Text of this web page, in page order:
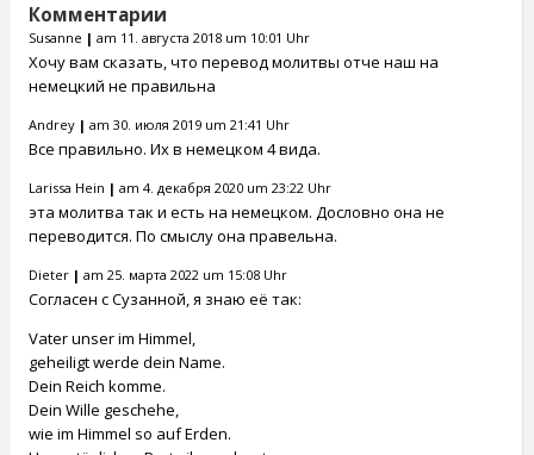
учителей и
руководителей школ к
нашему отношению к
этому вопросу. Ребёнок
не может быть
принуждён к изучению
участию…
Комментарии
Susanne | am 11. августа 2018 um 10:01 Uhr
Хочу вам сказать, что перевод молитвы отче наш на
немецкий не правильна
Andrey | am 30. июля 2019 um 21:41 Uhr
Все правильно. Их в немецком 4 вида.
Larissa Hein | am 4. декабря 2020 um 23:22 Uhr
эта молитва так и есть на немецком. Дословно она не
переводится. По смыслу она правельна.
Dieter | am 25. марта 2022 um 15:08 Uhr
Согласен с Сузанной, я знаю её так:
Vater unser im Himmel,
geheiligt werde dein Name.
Dein Reich komme.
Dein Wille geschehe,
wie im Himmel so auf Erden.